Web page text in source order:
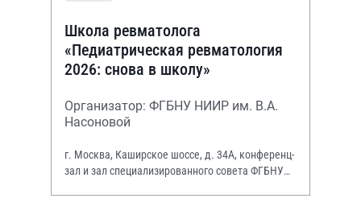
Школа ревматолога
«Педиатрическая ревматология
2026: снова в школу»
Организатор: ФГБНУ НИИР им. В.А.
Насоновой
г. Москва, Каширское шоссе, д. 34А, конференц-
зал и зал специализированного совета ФГБНУ